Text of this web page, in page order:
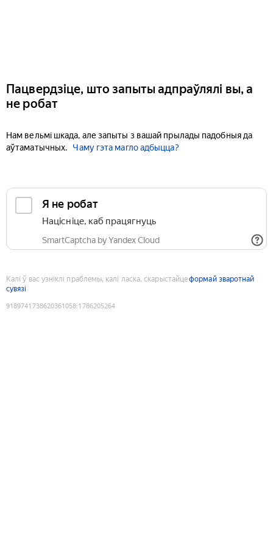
Пацвердзіце, што запыты адпраўлялі вы, а
не робат
Нам вельмі шкада, але запыты з вашай прылады падобныя да
аўтаматычных.
Чаму гэта магло адбыцца?
Я не робат
Націсніце, каб працягнуць
SmartCaptcha by Yandex Cloud
Калі ў вас узніклі праблемы, калі ласка, скарыстайцеформай зваротнай
сувязі
9189741738620361058:1786205264